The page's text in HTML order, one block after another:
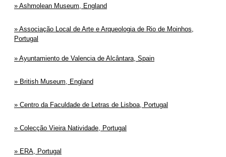
Ashmolean Museum, England
Associação Local de Arte e Arqueologia de Rio de Moinhos,
Portugal
Ayuntamiento de Valencia de Alcântara, Spain
British Museum, England
Centro da Faculdade de Letras de Lisboa, Portugal
Colecção Vieira Natividade, Portugal
ERA, Portugal